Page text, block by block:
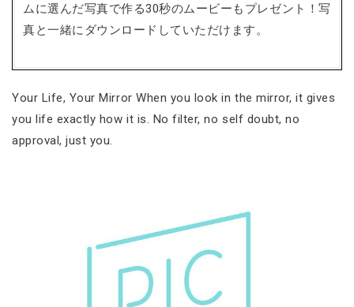
ムに選んだ写真で作る30秒のムービーもプレゼント！写
真と一緒にダウンロードしていただけます。
Your Life, Your Mirror When you look in the mirror, it gives
you life exactly how it is. No filter, no self doubt, no
approval, just you.